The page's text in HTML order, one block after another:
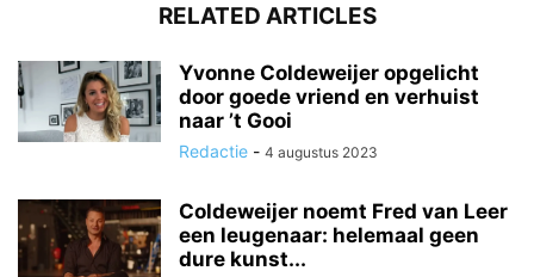
RELATED ARTICLES
Yvonne Coldeweijer opgelicht
door goede vriend en verhuist
naar ’t Gooi
Redactie - 4 augustus 2023
Coldeweijer noemt Fred van Leer
een leugenaar: helemaal geen
dure kunst...